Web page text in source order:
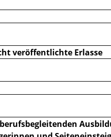
veröffentlichte Erlasse